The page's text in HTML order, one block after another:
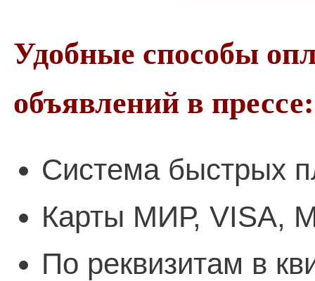
Удобные способы
объявлений в прессе:
Система быстрых
Карты МИР, VISA,
По реквизитам в